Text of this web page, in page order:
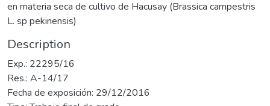
en materia seca de cultivo de Hacusay (Brassica campestris
L. sp pekinensis)
Description
Exp.: 22295/16
Res.: A-14/17
Fecha de exposición: 29/12/2016